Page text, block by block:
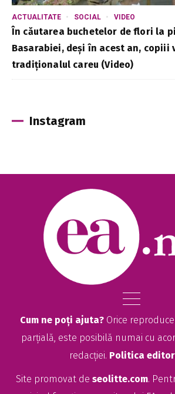
ACTUALITATE SOCIAL VIDEO
În căutarea buchetelor de flori la
Basarabiei, deși în acest an, copiii
tradiționalul careu (Video)
Instagram
Cum ne poți ajuta? Orice
parțială, este posibilă numai cu
redacției. Politica
Site promovat de seolitte.com.